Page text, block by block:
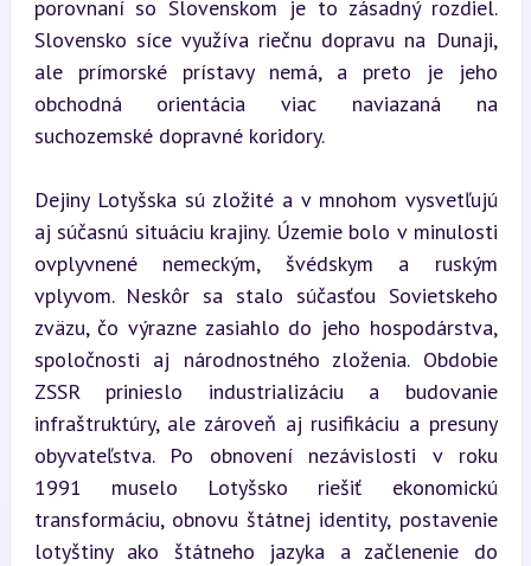
porovnaní so Slovenskom je to zásadný rozdiel.
Slovensko síce využíva riečnu dopravu na Dunaji,
ale prímorské prístavy nemá, a preto je jeho
obchodná orientácia viac naviazaná na
suchozemské dopravné koridory.
Dejiny Lotyšska sú zložité a v mnohom vysvetľujú
aj súčasnú situáciu krajiny. Územie bolo v minulosti
ovplyvnené nemeckým, švédskym a ruským
vplyvom. Neskôr sa stalo súčasťou Sovietskeho
zväzu, čo výrazne zasiahlo do jeho hospodárstva,
spoločnosti aj národnostného zloženia. Obdobie
ZSSR prinieslo industrializáciu a budovanie
infraštruktúry, ale zároveň aj rusifikáciu a presuny
obyvateľstva. Po obnovení nezávislosti v roku
1991 muselo Lotyšsko riešiť ekonomickú
transformáciu, obnovu štátnej identity, postavenie
lotyštiny ako štátneho jazyka a začlenenie do